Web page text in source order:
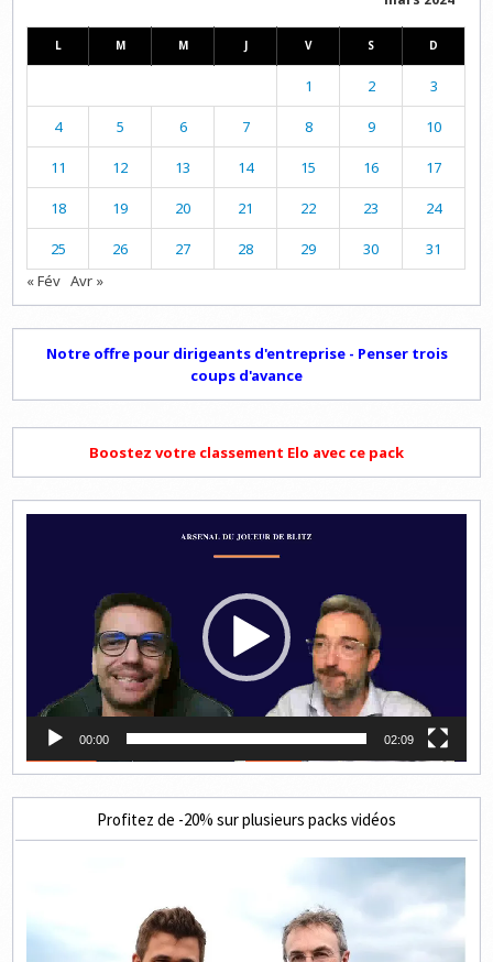
L M M J V S D
1 2 3
4 5 6 7 8 9 10
11 12 13 14 15 16 17
18 19 20 21 22 23 24
25 26 27 28 29 30
31
« Fév Avr »
Notre offre pour dirigeants d'entreprise - Penser trois
coups d'avance
Boostez votre classement Elo avec ce pack
00:00 02:09
Profitez de -20% sur plusieurs packs vidéos